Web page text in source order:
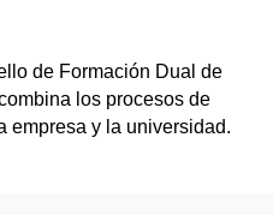
de Formación Dual de
los procesos de
empresa y la universidad.